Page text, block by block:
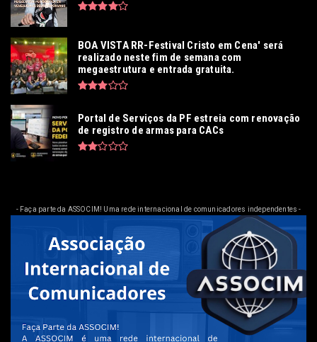
BOA VISTA RR-Festival Cristo em Cena' será
realizado neste fim de semana com
megaestrutura e entrada gratuita.
Portal de Serviços da PF estreia com renovação
de registro de armas para CACs
- Faça parte da ASSOCIM! Uma rede internacional de comunicadores independentes -